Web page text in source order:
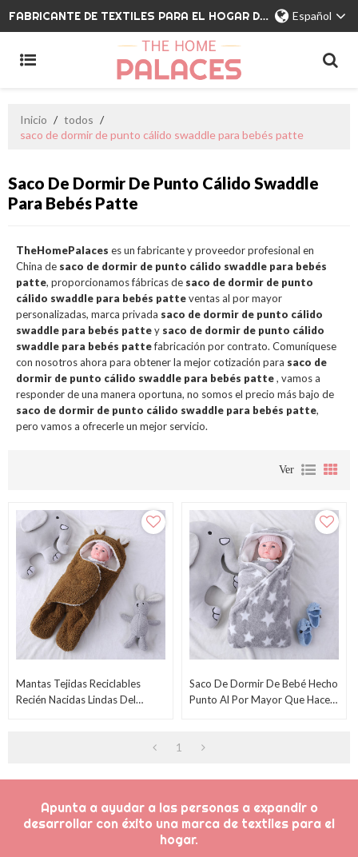
FABRICANTE DE TEXTILES PARA EL HOGAR DE MARCA PRIVADA Español
Inicio / todos /
saco de dormir de punto cálido swaddle para bebés patte
Saco De Dormir De Punto Cálido Swaddle
Para Bebés Patte
TheHomePalaces es un fabricante y proveedor profesional en
China de saco de dormir de punto cálido swaddle para bebés
patte, proporcionamos fábricas de saco de dormir de punto
cálido swaddle para bebés patteventas al por mayor
personalizadas, marca privada saco de dormir de punto cálido
swaddle para bebés pattey saco de dormir de punto cálido
swaddle para bebés pattefabricación por contrato. Comuníquese
con nosotros ahora para obtener la mejor cotización para saco de
dormir de punto cálido swaddle para bebés patte, vamos a
responder de una manera oportuna, no somos el precio más bajo de
saco de dormir de punto cálido swaddle para bebés patte,
pero vamos a ofrecerle un mejor servicio.
Ver
Mantas Tejidas Reciclables
Recién Nacidas Lindas Del
Saco De Dormir De Bebé Hecho
Punto Al Por Mayor Que Hace
Impresa
1
Apunta a ayudar a las personas a expandir o
desarrollar con éxito una marca de textiles para el
hogar.